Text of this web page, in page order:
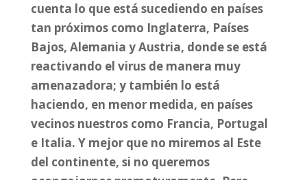
cuenta lo que está sucediendo en países
tan próximos como Inglaterra, Países
Bajos, Alemania y Austria, donde se está
reactivando el virus de manera muy
amenazadora; y también lo está
haciendo, en menor medida, en países
vecinos nuestros como Francia, Portugal
e Italia. Y mejor que no miremos al Este
del continente, si no queremos